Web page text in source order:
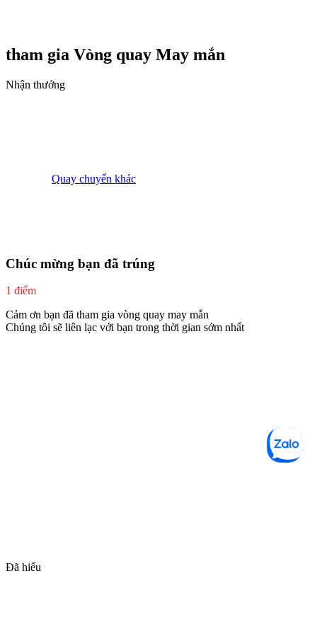
tham gia Vòng quay May mắn
Nhận thưởng
Quay chuyến khác
Chúc mừng bạn đã trúng
1 điểm
Cảm ơn bạn đã tham gia vòng quay may mắn
Chúng tôi sẽ liên lạc với bạn trong thời gian sớm nhất
Đã hiểu